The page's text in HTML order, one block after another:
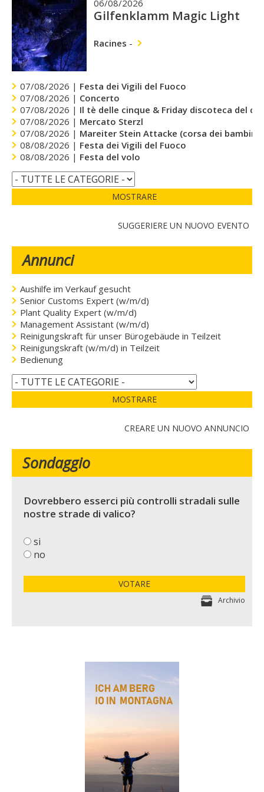
06/08/2026
Gilfenklamm Magic Light
Racines -
07/08/2026 | Festa dei Vigili del Fuoco
07/08/2026 | Concerto
07/08/2026 | Il tè delle cinque & Friday discoteca del
07/08/2026 | Mercato Sterzl
07/08/2026 | Mareiter Stein Attacke (corsa dei bambini)
08/08/2026 | Festa dei Vigili del Fuoco
08/08/2026 | Festa del volo
MOSTRARE
SUGGERIERE UN NUOVO EVENTO
Annunci
Aushilfe im Verkauf gesucht
Senior Customs Expert (w/m/d)
Plant Quality Expert (w/m/d)
Management Assistant (w/m/d)
Reinigungskraft für unser Bürogebäude in Teilzeit
Reinigungskraft (w/m/d) in Teilzeit
Bedienung
MOSTRARE
CREARE UN NUOVO ANNUNCIO
Sondaggio
Dovrebbero esserci più controlli stradali sulle
nostre strade di valico?
si
no
VOTARE
Archivio